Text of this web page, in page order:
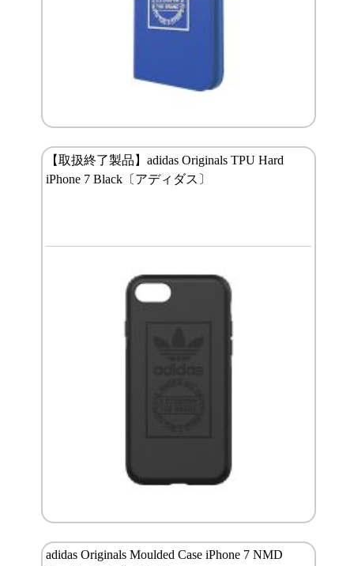
【取扱終了製品】adidas Originals TPU Hard
iPhone 7 Black〔アディダス〕
adidas Originals Moulded Case iPhone 7 NMD